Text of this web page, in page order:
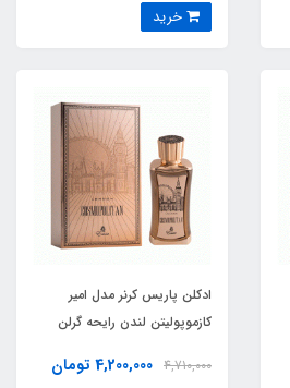
Orchid Gucci
ادکلن پاریس کرنر مدل امیر
کازموپولیتن لندن رایحه گرلن
cosmopolitan london)Cuir
4,710,000 4,200,000 تومان